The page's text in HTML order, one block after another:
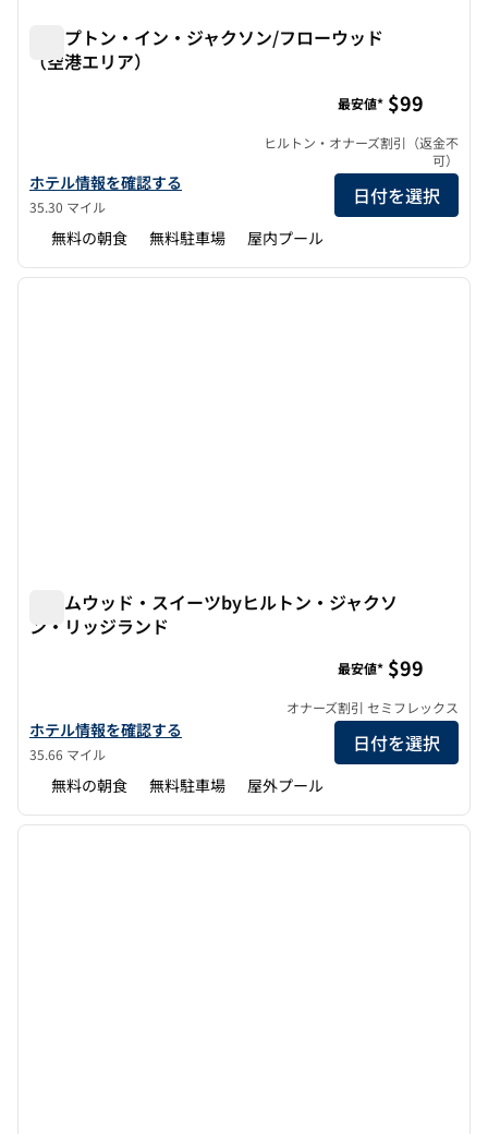
ハンプトン・イン・ジャクソン/フローウッド
（空港エリア）
ハンプトン・イン・ジャクソン/フローウッド（空港エリア）MS
ホテル情報を確認する
35.30 マイル
最安値* $99
ヒルトン・オナーズ割引（返金不
可）
日付を選択
無料の朝食 無料駐車場 屋内プール
1/12
1/12
前の画像 次の
ホームウッド・スイーツbyヒルトン・ジャクソ
ン・リッジランド
ホームウッド・スイーツbyヒルトン・ジャクソン・リッジランド
ホテル情報を確認する
35.66 マイル
最安値* $99
オナーズ割引 セミフレックス
日付を選択
無料の朝食 無料駐車場 屋外プール
1/12
1/12
前の画像 次の